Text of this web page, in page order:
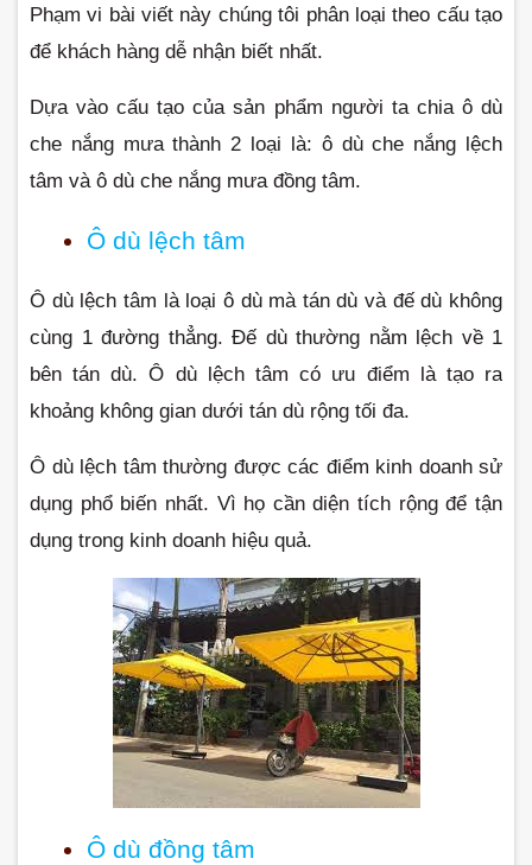
Phạm vi bài viết này chúng tôi phân loại theo cấu tạo
để khách hàng dễ nhận biết nhất.
Dựa vào cấu tạo của sản phẩm người ta chia ô dù
che nắng mưa thành 2 loại là: ô dù che nắng lệch
tâm và ô dù che nắng mưa đồng tâm.
Ô dù lệch tâm
Ô dù lệch tâm là loại ô dù mà tán dù và đế dù không
cùng 1 đường thẳng. Đế dù thường nằm lệch về 1
bên tán dù. Ô dù lệch tâm có ưu điểm là tạo ra
khoảng không gian dưới tán dù rộng tối đa.
Ô dù lệch tâm thường được các điểm kinh doanh sử
dụng phổ biến nhất. Vì họ cần diện tích rộng để tận
dụng trong kinh doanh hiệu quả.
Ô dù đồng tâm